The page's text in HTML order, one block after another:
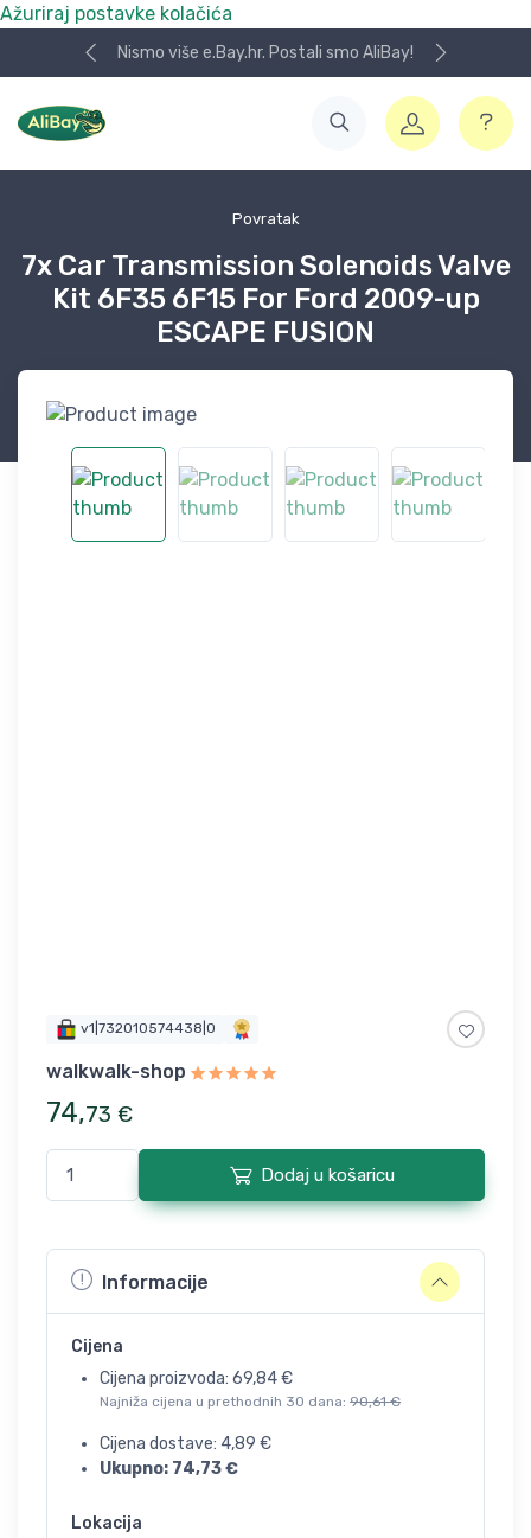
Ažuriraj postavke kolačića
Nismo više e.Bay.hr. Postali smo AliBay!
Povratak
7x Car Transmission Solenoids Valve
Kit 6F35 6F15 For Ford 2009-up
ESCAPE FUSION
v1|732010574438|0
walkwalk-shop
74,73 €
Dodaj u košaricu
Informacije
Cijena
Cijena proizvoda: 69,84€
Najniža cijena u prethodnih 30 dana: 90,61 €
Cijena dostave: 4,89 €
Ukupno: 74,73€
Lokacija